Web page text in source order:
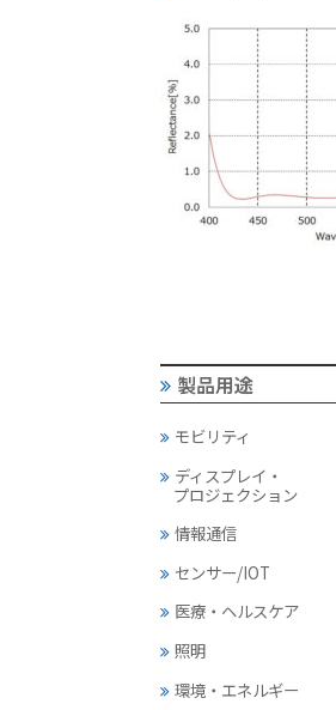
製品用途
モビリティ
ディスプレイ・
プロジェクション
情報通信
センサー/IOT
医療・ヘルスケア
照明
環境・エネルギー